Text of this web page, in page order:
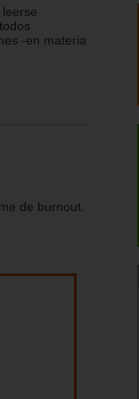
-en materia
de burnout.